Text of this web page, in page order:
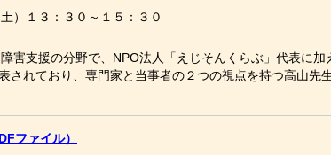
）１３：３０～１５：３０
害支援の分野で、NPO法人「えじそんくらぶ」代表に
されており、専門家と当事者の２つの視点を持つ高山先
ファイル）